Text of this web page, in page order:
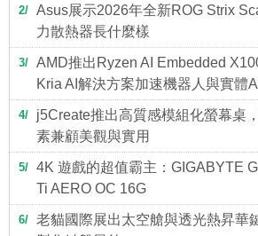
2
Asus展示2026年全新ROG Strix
力散熱器長什麼樣
3
AMD推出Ryzen AI Embedded
Kria AI解決方案加速機器人與實體
4
j5Create推出高質感模組化螢幕桌
素兼顧美觀與實用
5
4K 遊戲的超值霸主：GIGABYTE
Ti AERO OC 16G
6
老貓國際展出太空艙與透光熱昇華